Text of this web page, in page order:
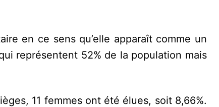
en ce sens qu’elle apparaît comme un
représentent 52% de la population mais
11 femmes ont été élues, soit 8,66%.